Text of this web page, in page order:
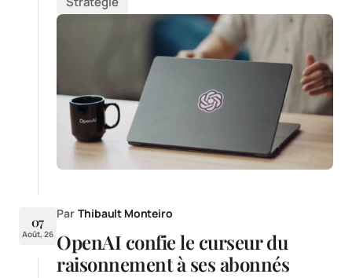
07
Août, 26
Par Thibault Monteiro
OpenAI confie le curseur du
raisonnement à ses abonnés